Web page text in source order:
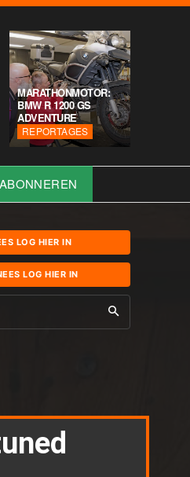
MARATHONMOTOR:
BMW R 1200 GS
ADVENTURE
REPORTAGES
ABONNEREN
LOG HIER IN
LOG HIER IN